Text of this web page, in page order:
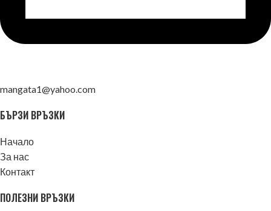
mangata1@yahoo.com
БЪРЗИ ВРЪЗКИ
Начало
За нас
Контакт
ПОЛЕЗНИ ВРЪЗКИ